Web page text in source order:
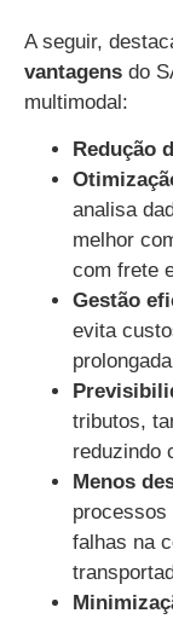
A seguir,
vantagens do
multimodal:
Redução
analisa
melhor
com frete
Gestão
evita
tributos,
reduzindo
Menos
processos
falhas na